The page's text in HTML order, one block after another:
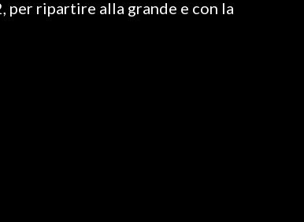
per ripartire alla grande e con la